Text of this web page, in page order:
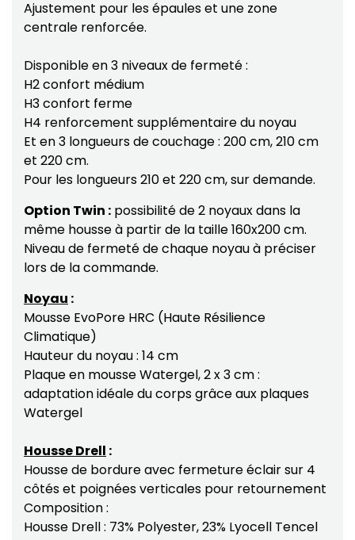
Ajustement pour les épaules et une zone
centrale renforcée.
Disponible en 3 niveaux de fermeté :
H2 confort médium
H3 confort ferme
H4 renforcement supplémentaire du noyau
Et en 3 longueurs de couchage : 200 cm, 210 cm
et 220 cm.
Pour les longueurs 210 et 220 cm, sur demande.
Option Twin :possibilité de 2 noyaux dans la
même housse à partir de la taille 160x200 cm.
Niveau de fermeté de chaque noyau à préciser
lors de la commande.
Noyau :
Mousse EvoPore HRC (Haute Résilience
Climatique)
Hauteur du noyau : 14 cm
Plaque en mousse Watergel, 2 x 3 cm :
adaptation idéale du corps grâce aux plaques
Watergel
Housse Drell :
Housse de bordure avec fermeture éclair sur 4
côtés et poignées verticales pour retournement
Composition :
Housse Drell : 73% Polyester, 23% Lyocell Tencel